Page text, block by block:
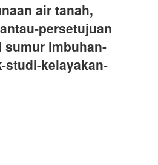
air tanah,
persetujuan
imbuhan-
studi-kelayakan-